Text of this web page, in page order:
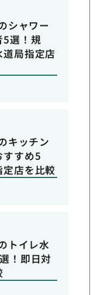
シャワー
5選！規
局指定店
キッチン
すすめ5
店を比較
トイレ水
！即日対